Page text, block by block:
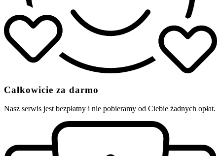
Całkowicie za darmo
Nasz serwis jest bezpłatny i nie pobieramy od Ciebie żadnych opłat.